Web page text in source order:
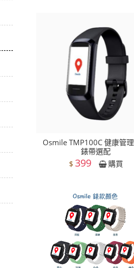
Osmile TMP100C 健康管
錶帶選配
$ 399 購買